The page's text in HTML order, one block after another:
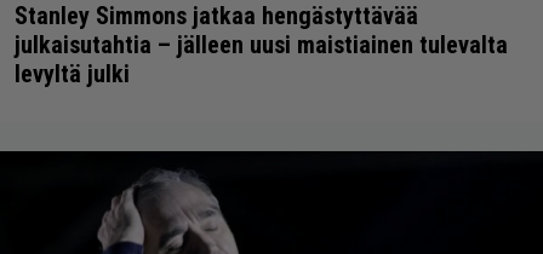
Stanley Simmons jatkaa hengästyttävää
julkaisutahtia – jälleen uusi maistiainen tulevalta
levyltä julki